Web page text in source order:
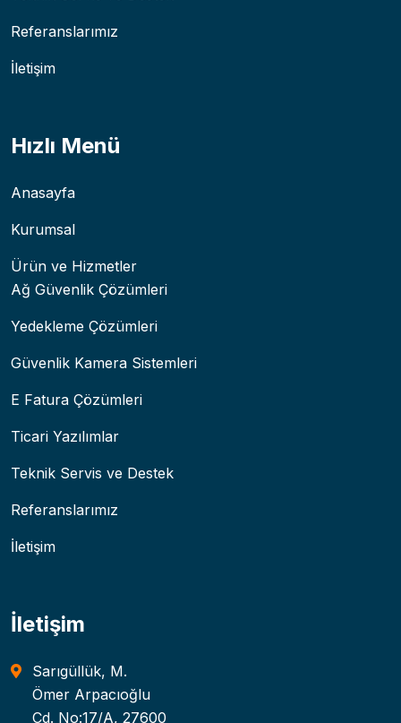
Referanslarımız
İletişim
Hızlı Menü
Anasayfa
Kurumsal
Ürün ve Hizmetler
Ağ Güvenlik Çözümleri
Yedekleme Çözümleri
Güvenlik Kamera Sistemleri
E Fatura Çözümleri
Ticari Yazılımlar
Teknik Servis ve Destek
Referanslarımız
İletişim
İletişim
Sarıgüllük, M.
Ömer Arpacıoğlu
Cd. No:17/A, 27600